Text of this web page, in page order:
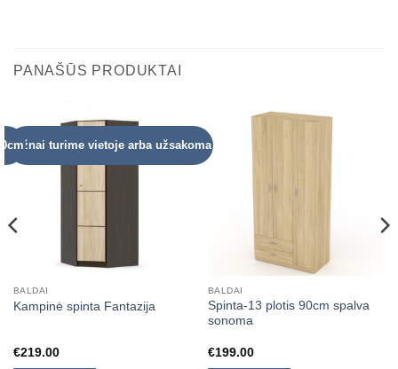
PANAŠŪS PRODUKTAI
dažnai turime vietoje arba užsakoma
BALDAI
Kampinė spinta Fantazija
€219.00
BALDAI
Spinta-13 plotis 90cm spalva
sonoma
€199.00